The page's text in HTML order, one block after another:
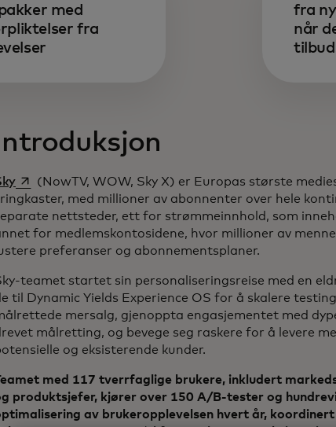
med
fra
fra
når
Introduksjon
opens in a new tab
(NowTV, WOW, Sky X) er Europas største
med millioner av abonnenter over hele
nettsteder, ett for strømmeinnhold, som
for medlemskontosidene, hvor millioner av
preferanser og abonnementsplaner.
teamet startet sin personaliseringsreise med en
til Dynamic Yields Experience OS for å skalere
mersalg, gjenoppta engasjementet med
målretting, og bevege seg raskere for å levere
og eksisterende kunder.
med 117 tverrfaglige brukere, inkludert
produktsjefer, kjører over 150 A/B-tester og
av brukeropplevelsen hvert år,